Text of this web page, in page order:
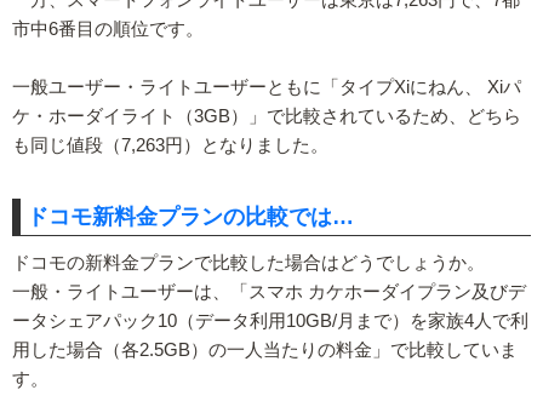
市中6番目の順位です。
一般ユーザー・ライトユーザーともに「タイプXiにねん、 Xiパ
ケ・ホーダイライト（3GB）」で比較されているため、どちら
も同じ値段（7,263円）となりました。
ドコモ新料金プランの比較では…
ドコモの新料金プランで比較した場合はどうでしょうか。
一般・ライトユーザーは、「スマホ カケホーダイプラン及びデ
ータシェアパック10（データ利用10GB/月まで）を家族4人で利
用した場合（各2.5GB）の一人当たりの料金」で比較していま
す。